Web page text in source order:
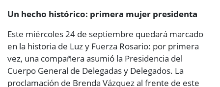
Un hecho histórico: primera mujer presidenta
Este miércoles 24 de septiembre quedará marcado
en la historia de Luz y Fuerza Rosario: por primera
vez, una compañera asumió la Presidencia del
Cuerpo General de Delegadas y Delegados. La
proclamación de Brenda Vázquez al frente de este